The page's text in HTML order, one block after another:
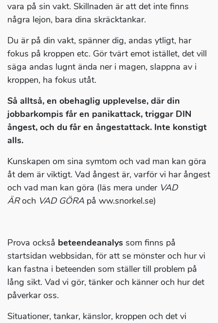
vara på sin vakt. Skillnaden är att det inte finns
några lejon, bara dina skräcktankar.
Du är på din vakt, spänner dig, andas ytligt, har
fokus på kroppen etc. Gör tvärt emot istället, det vill
säga andas lugnt ända ner i magen, slappna av i
kroppen, ha fokus utåt.
Så alltså, en obehaglig upplevelse, där din
jobbarkompis får en panikattack, triggar DIN
ångest, och du får en ångestattack. Inte konstigt
alls.
Kunskapen om sina symtom och vad man kan göra
åt dem är viktigt. Vad ångest är, varför vi har ångest
och vad man kan göra (läs mera under VAD
ÄRoch VAD GÖRA på ww.snorkel.se)
Prova också beteendeanalys som finns på
startsidan webbsidan, för att se mönster och hur vi
kan fastna i beteenden som ställer till problem på
lång sikt. Vad vi gör, tänker och känner och hur det
påverkar oss.
Situationer, tankar, känslor, kroppen och det vi